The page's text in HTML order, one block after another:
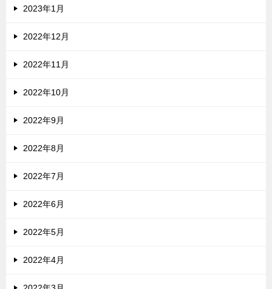
2023年1月
2022年12月
2022年11月
2022年10月
2022年9月
2022年8月
2022年7月
2022年6月
2022年5月
2022年4月